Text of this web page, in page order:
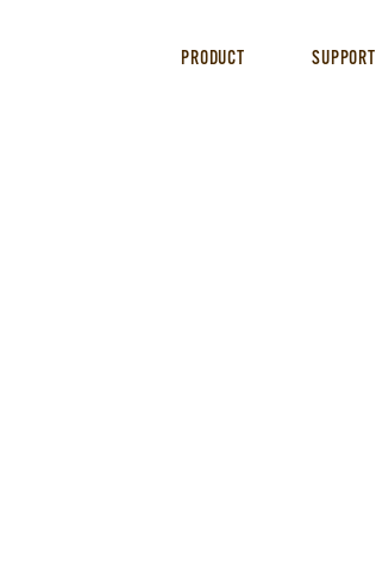
PRODUCT SUPPORT